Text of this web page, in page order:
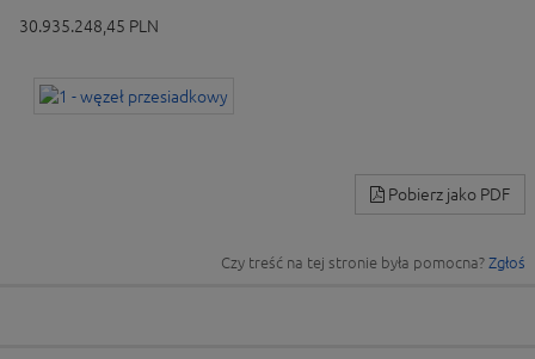
30.935.248,45 PLN
Pobierz jako PDF
Czy treść na tej stronie była pomocna? Zgłoś